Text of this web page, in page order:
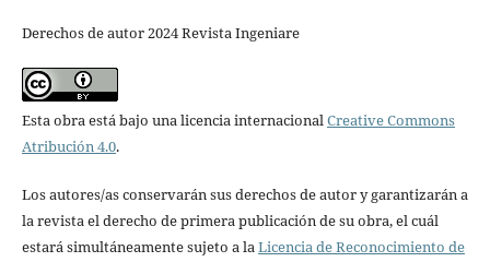
Derechos de autor 2024 Revista Ingeniare
Esta obra está bajo una licencia internacionalCreative Commons
Atribución 4.0.
Los autores/as conservarán sus derechos de autor y garantizarán a
la revista el derecho de primera publicación de su obra, el cuál
estará simultáneamente sujeto a laLicencia de Reconocimiento de